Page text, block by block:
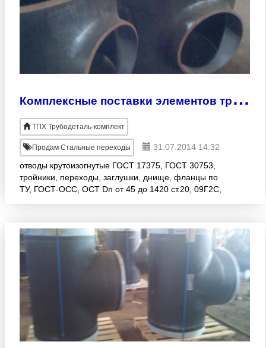
К
омплексные поставки элементов трубопроводов от российских производителей
ТПХ Трубодеталь-комплект
Продам Стальные переходы
31.07.2014 14:32
отводы крутоизогнутые ГОСТ 17375, ГОСТ 30753,
тройники, переходы, заглушки, днище, фланцы по
ТУ, ГОСТ-ОСС, ОСТ Dn от 45 до 1420 ст.20, 09Г2С,